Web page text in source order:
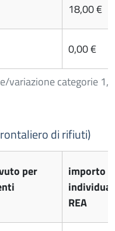
variazione categorie 1,
18,00 €
0,00 €
di rifiuti)
per
importo
REA